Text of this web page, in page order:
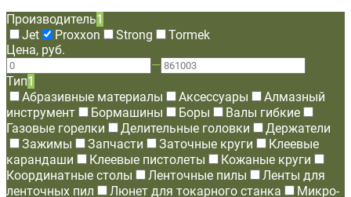
Производитель1
Jet
Proxxon Strong
Tormek
Цена, руб.
—
Тип1
Абразивные материалы
Аксессуары
Алмазный
инструмент
Бормашины Боры
Валы гибкие
Газовые горелки
Делительные головки
Держатели
Зажимы
Запчасти Заточные круги
Клеевые
карандаши
Клеевые пистолеты
Кожаные круги
Координатные столы
Ленточные пилы
Ленты для
ленточных пил
Люнет для токарного станка
Микро-